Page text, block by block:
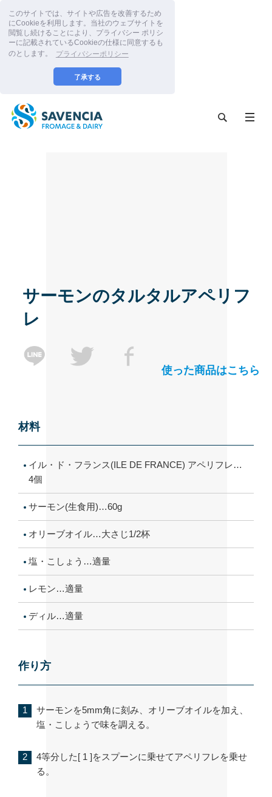
このサイトでは、サイトや広告を改善するため
にCookieを利用します。当社のウェブサイトを
閲覧し続けることにより、プライバシー ポリシ
ーに記載されているCookieの仕様に同意するも
のとします。
プライバシーポリシー
了承する
サーモンのタルタルアペリフ
レ
使った商品はこちら
材料
イル・ド・フランス(ILE DE FRANCE) アペリフレ…
4個
サーモン(生食用)…60g
オリーブオイル…大さじ1/2杯
塩・こしょう…適量
レモン…適量
ディル…適量
作り方
サーモンを5mm角に刻み、オリーブオイルを加え、
塩・こしょうで味を調える。
4等分した[ 1 ]をスプーンに乗せてアペリフレを乗せ
る。